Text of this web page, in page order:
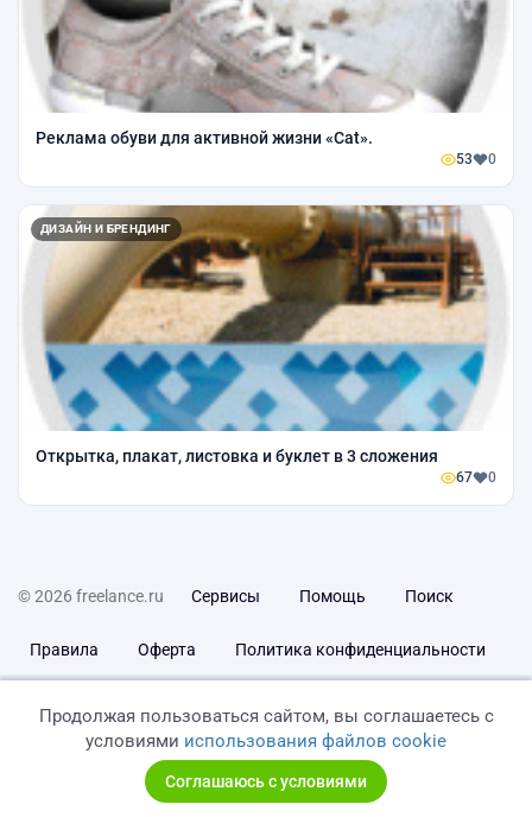
Реклама обуви для активной жизни «Cat».
53 0
ДИЗАЙН И БРЕНДИНГ
Открытка, плакат, листовка и буклет в 3 сложения
67 0
© 2026 freelance.ru Сервисы Помощь Поиск
Правила Оферта Политика конфиденциальности
Продолжая пользоваться сайтом, вы соглашаетесь с
условиями использования файлов cookie
Соглашаюсь с условиями